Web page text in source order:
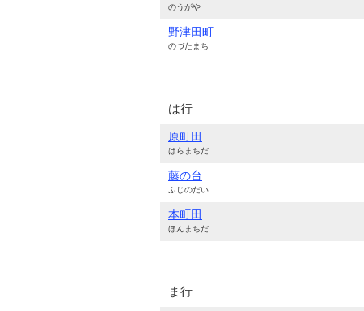
のうがや
野津田町
のづたまち
は行
原町田
はらまちだ
藤の台
ふじのだい
本町田
ほんまちだ
ま行